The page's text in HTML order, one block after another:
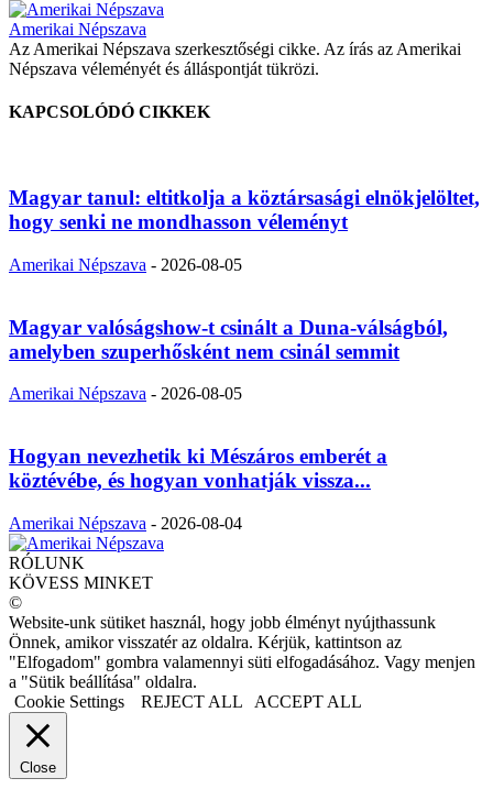
Amerikai Népszava
Az Amerikai Népszava szerkesztőségi cikke. Az írás az Amerikai
Népszava véleményét és álláspontját tükrözi.
KAPCSOLÓDÓ CIKKEK
Magyar tanul: eltitkolja a köztársasági elnökjelöltet,
hogy senki ne mondhasson véleményt
Amerikai Népszava - 2026-08-05
Magyar valóságshow-t csinált a Duna-válságból,
amelyben szuperhősként nem csinál semmit
Amerikai Népszava - 2026-08-05
Hogyan nevezhetik ki Mészáros emberét a
köztévébe, és hogyan vonhatják vissza...
Amerikai Népszava - 2026-08-04
RÓLUNK
KÖVESS MINKET
©
Website-unk sütiket használ, hogy jobb élményt nyújthassunk
Önnek, amikor visszatér az oldalra. Kérjük, kattintson az
"Elfogadom" gombra valamennyi süti elfogadásához. Vagy menjen
a "Sütik beállítása" oldalra.
Cookie Settings
REJECT ALL ACCEPT ALL
Close